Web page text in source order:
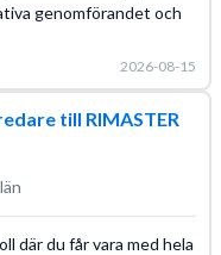
genomförandet och
2026-08-15
till RIMASTER
där du får vara med hela